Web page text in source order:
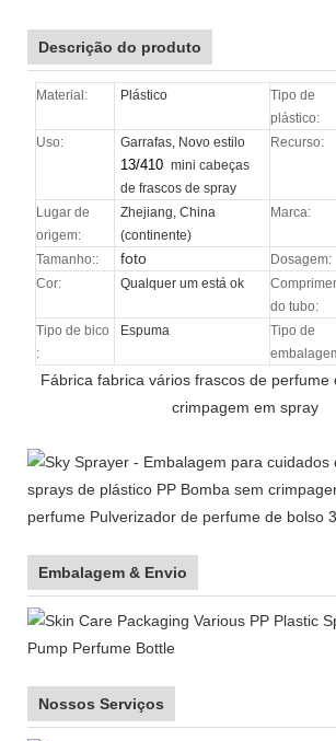
Descrição do produto
Material: Plástico
Tipo de
plástico:
Uso: Garrafas, Novo estilo
13/410 mini cabeças
de frascos de spray
Recurso:
Lugar de
origem:
Zhejiang, China
(continente)
Marca:
Tamanho:: foto Dosagem:
Cor: Qualquer um está ok
do tubo:
Tipo de bico
:
Espuma
Tipo de
Fábrica fabrica vários frascos de perfume
crimpagem em spray
Embalagem & Envio
Nossos Serviços